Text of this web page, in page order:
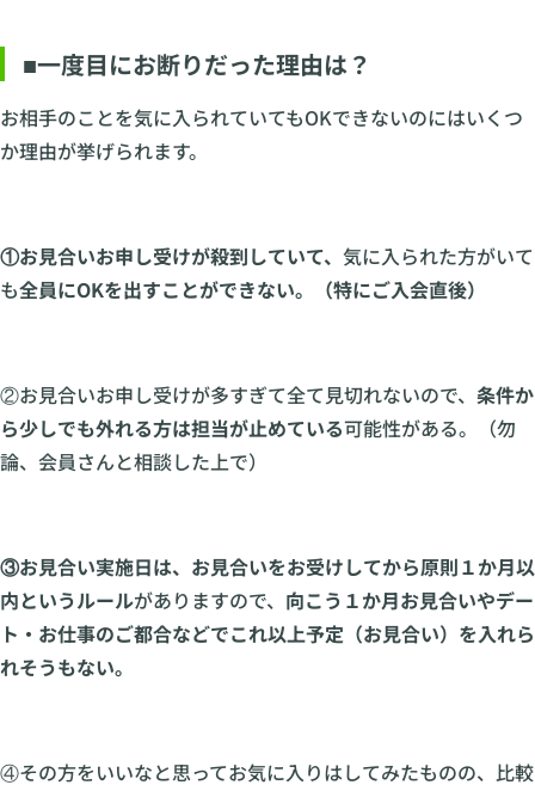
■一度目にお断りだった理由は？
お相手のことを気に入られていてもOKできないのにはいくつ
か理由が挙げられます。
①お見合いお申し受けが殺到していて、 気に入られた方がいて
も全員にOKを出すことができない。（特にご入会直後）
②お見合いお申し受けが多すぎて全て見切れないので、 条件か
ら少しでも外れる方は担当が止めている可能性がある。（勿
論、会員さんと相談した上で）
③お見合い実施日は、お見合いをお受けしてから原則１か月以
内というルールがありますので、 向こう１か月お見合いやデー
ト・お仕事のご都合などでこれ以上予定（お見合い）を入れら
れそうもない。
④その方をいいなと思ってお気に入りはしてみたものの、比較